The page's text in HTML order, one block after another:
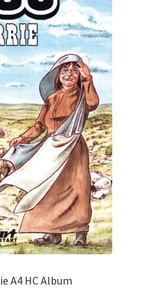
A4 HC Album